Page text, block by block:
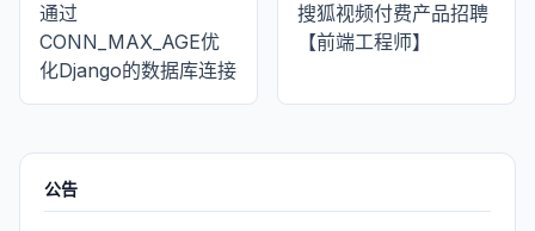
通过
CONN_MAX_AGE优
化Django的数据库连接
搜狐视频付费产品招聘
【前端工程师】
公告